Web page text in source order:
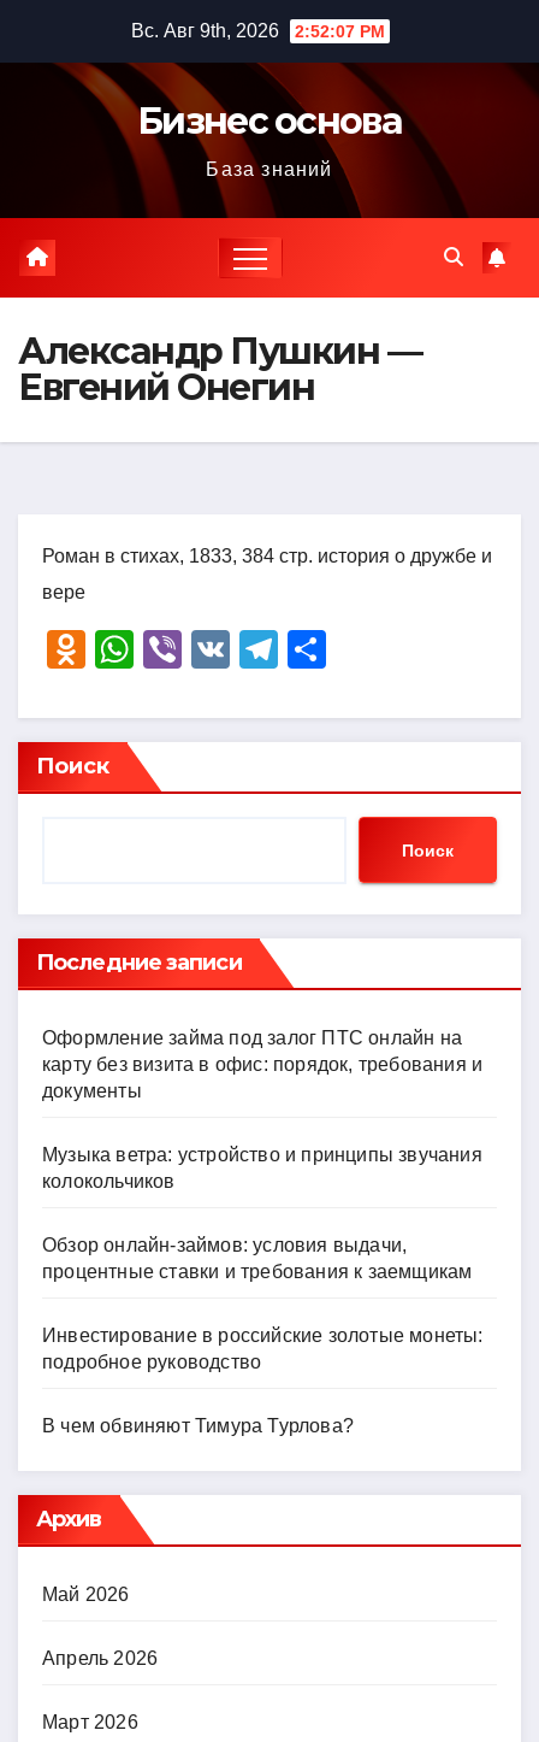
содержимому
Вс. Авг 9th, 2026 2:52:08 PM
Бизнес основа
База знаний
Александр Пушкин —
Евгений Онегин
Роман в стихах, 1833, 384 стр. история о дружбе и
вере
O
n
o
kl
ni
ki
W
at
s
A
Vi
er
V
T
e
a
р
в
ть
Поиск
Поиск
Последние записи
Оформление займа под залог ПТС онлайн на
карту без визита в офис: порядок, требования и
документы
Музыка ветра: устройство и принципы звучания
колокольчиков
Обзор онлайн-займов: условия выдачи,
процентные ставки и требования к заемщикам
Инвестирование в российские золотые монеты:
подробное руководство
В чем обвиняют Тимура Турлова?
Архив
Май 2026
Апрель 2026
Март 2026